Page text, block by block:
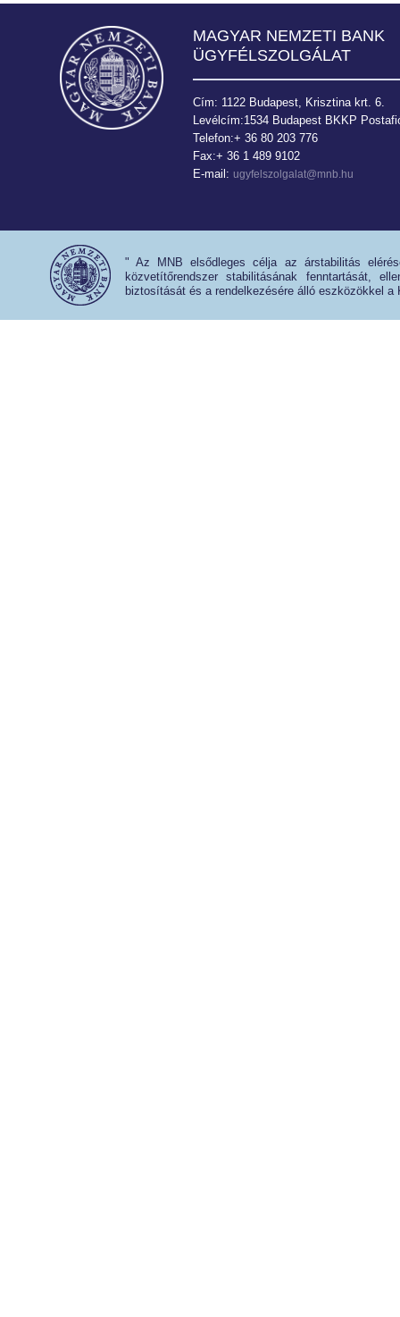
MAGYAR NEMZETI BANK
ÜGYFÉLSZOLGÁLAT
Cím: 1122 Budapest, Krisztina krt. 6.
Levélcím:1534 Budapest BKKP
Telefon:+ 36 80 203 776
Fax:+ 36 1 489 9102
E-mail: ugyfelszolgalat@mnb.hu
" Az MNB elsődleges célja az árstabilitás
közvetítőrendszer stabilitásának fenntartását,
biztosítását és a rendelkezésére álló eszközökkel a